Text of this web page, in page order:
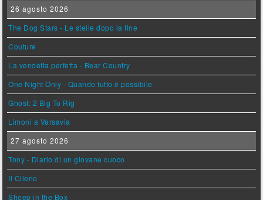
26 agosto 2026
The Dog Stars - Le stelle dopo la fine
Couture
La vendetta perfetta - Bear Country
One Night Only - Quando tutto è possibile
Ghost: 2 Big To Rig
Limoni a Varsavia
27 agosto 2026
Tony - Diario di un giovane cuoco
Il Cileno
Sheep in the Box